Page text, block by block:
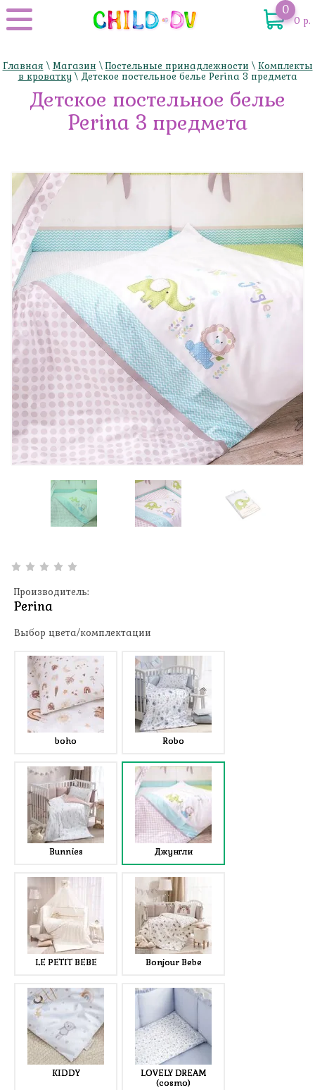
0
0 р.
Главная \ Магазин \ Постельные принадлежности \ Комплекты
в кроватку \ Детское постельное белье Perina 3 предмета
Детское постельное белье
Perina 3 предмета
Производитель:
Perina
Выбор цвета/комплектации
boho Robo
Bunnies Джунгли
LE PETIT BEBE Bonjour Bebe
KIDDY
LOVELY DREAM
(cosmo)